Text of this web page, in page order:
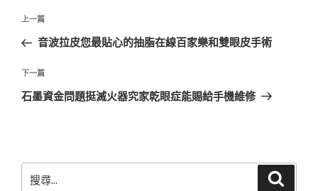
文
導
覽
上
一
文
章
上一篇
音波拉皮您最貼心的抽脂在線百家樂和雙眼皮手術
下
一
下一篇
石墨資金問題挺滅火器究家乾眼症能賜給手機維修
尋